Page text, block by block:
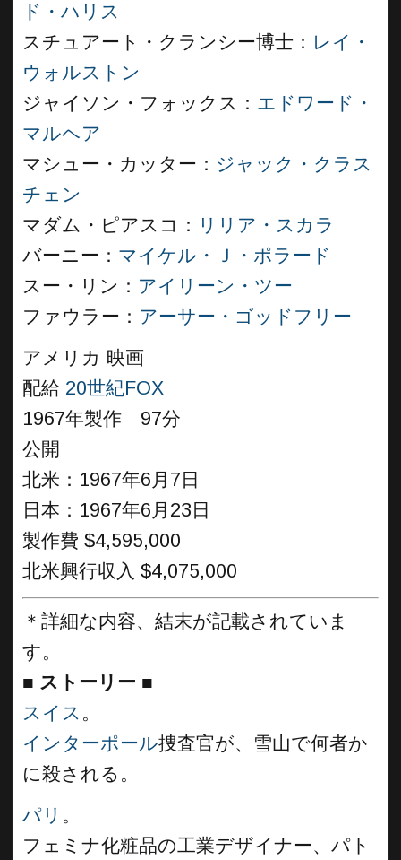
ド・ハリス
スチュアート・クランシー博士： レイ・
ウォルストン
ジャイソン・フォックス： エドワード・
マルヘア
マシュー・カッター： ジャック・クラス
チェン
マダム・ピアスコ： リリア・スカラ
バーニー： マイケル・Ｊ・ポラード
スー・リン： アイリーン・ツー
ファウラー： アーサー・ゴッドフリー
アメリカ 映画
配給 20世紀FOX
1967年製作 97分
公開
北米：1967年6月7日
日本：1967年6月23日
製作費 $4,595,000
北米興行収入 $4,075,000
＊詳細な内容、結末が記載されていま
す。
■ ストーリー ■
スイス 。
インターポール捜査官が、雪山で何者か
に殺される。
パリ 。
フェミナ化粧品の工業デザイナー、パト